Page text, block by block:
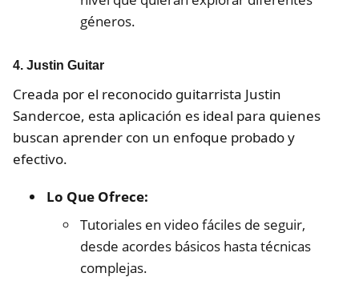
géneros.
4. Justin Guitar
Creada por el reconocido guitarrista Justin
Sandercoe, esta aplicación es ideal para quienes
buscan aprender con un enfoque probado y
efectivo.
Lo Que Ofrece:
Tutoriales en video fáciles de seguir,
desde acordes básicos hasta técnicas
complejas.